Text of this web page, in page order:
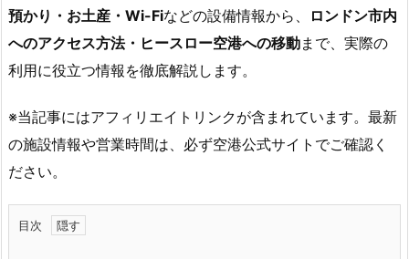
預かり・お土産・Wi-Fiなどの設備情報から、
ロンドン市内
へのアクセス方法・ヒースロー空港への移動まで、実際の
利用に役立つ情報を徹底解説します。
※当記事にはアフィリエイトリンクが含まれています。最新
の施設情報や営業時間は、必ず空港公式サイトでご確認く
ださい。
目次